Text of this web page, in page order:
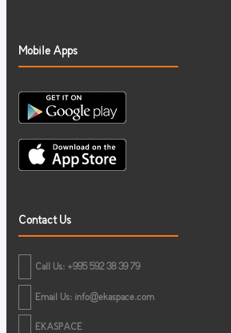
Mobile Apps
Contact Us
Call Us: +995 592 38 39 79
Email Us: info@ekaspace.com
EKASPACE